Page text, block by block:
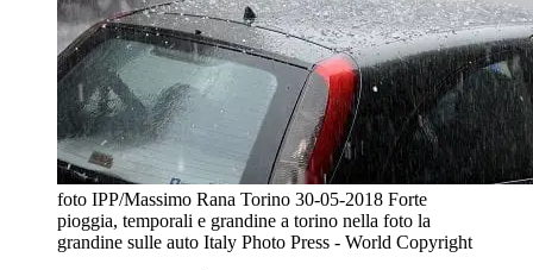
foto IPP/Massimo Rana Torino 30-05-2018 Forte
pioggia, temporali e grandine a torino nella foto la
grandine sulle auto Italy Photo Press - World Copyright